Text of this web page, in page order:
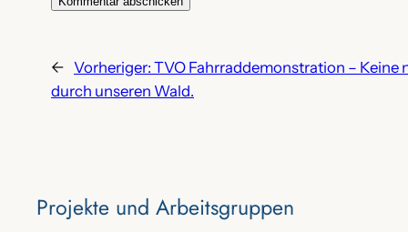
Projekte‌ und Arbeitsgruppen
← Vorheriger: TVO Fahrraddemonstration – Keine
durch unseren Wald.